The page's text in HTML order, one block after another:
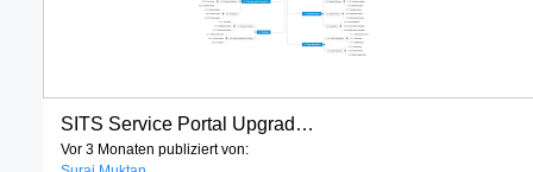
SITS Service Portal Upgrade Project
Vor 3 Monaten publiziert von: